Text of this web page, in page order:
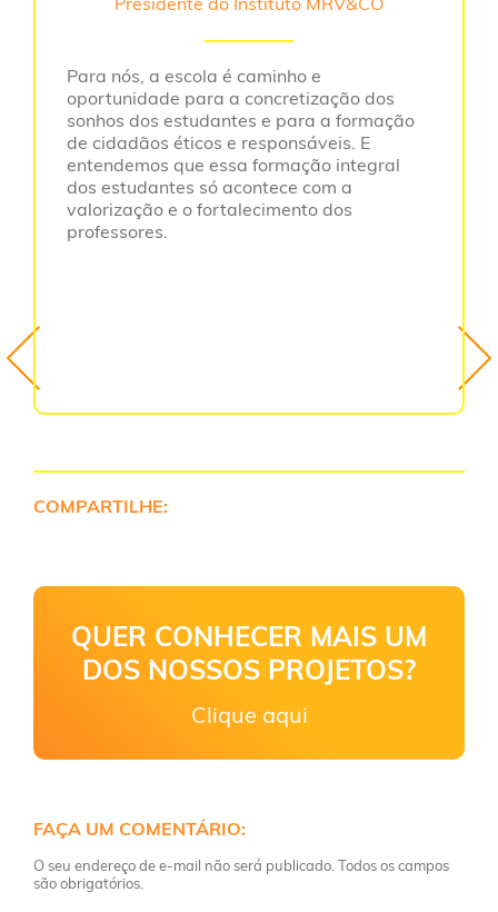
Para nós, a escola é caminho e
oportunidade para a concretização dos
sonhos dos estudantes e para a formação
de cidadãos éticos e responsáveis. E
entendemos que essa formação integral
dos estudantes só acontece com a
valorização e o fortalecimento dos
professores.
COMPARTILHE:
QUER CONHECER MAIS UM
DOS NOSSOS PROJETOS?
Clique aqui
FAÇA UM COMENTÁRIO:
O seu endereço de e-mail não será publicado. Todos os campos
são obrigatórios.